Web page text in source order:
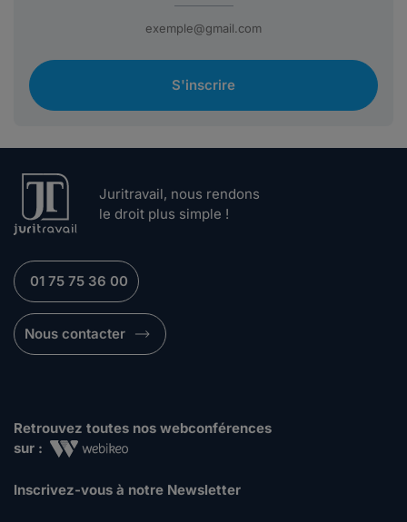
S'inscrire
Juritravail, nous rendons
le droit plus simple !
01 75 75 36 00
Nous contacter
Retrouvez toutes nos webconférences
sur :
Inscrivez-vous à notre Newsletter